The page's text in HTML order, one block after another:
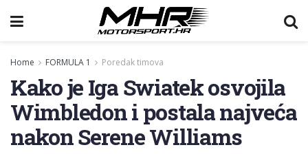
Home FORMULA 1 Poredak timova
Kako je Iga Swiatek osvojila
Wimbledon i postala najveća
nakon Serene Williams